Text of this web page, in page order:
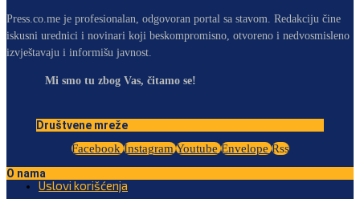
Press.co.me je profesionalan, odgovoran portal sa stavom. Redakciju čine
iskusni urednici i novinari koji beskompromisno, otvoreno i nedvosmisleno
izvještavaju i informišu javnost.
Mi smo tu zbog Vas, čitamo se!
Društvene mreže
Facebook Instagram Youtube Envelope Rss
O nama
Uslovi korišćenja